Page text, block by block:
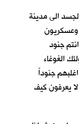
الى مدينة
وعسكريون
جنود
الغوغاء
جنوداً
يعرفون كيف